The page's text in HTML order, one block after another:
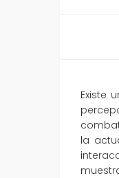
Existe
la